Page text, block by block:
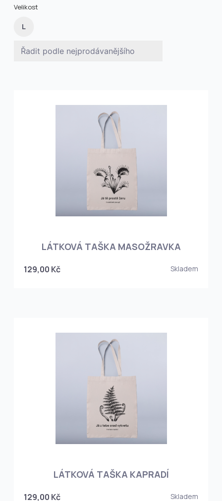
Velikost
L
LÁTKOVÁ TAŠKA MASOŽRAVKA
129,00 Kč Skladem
LÁTKOVÁ TAŠKA KAPRADÍ
129,00 Kč Skladem